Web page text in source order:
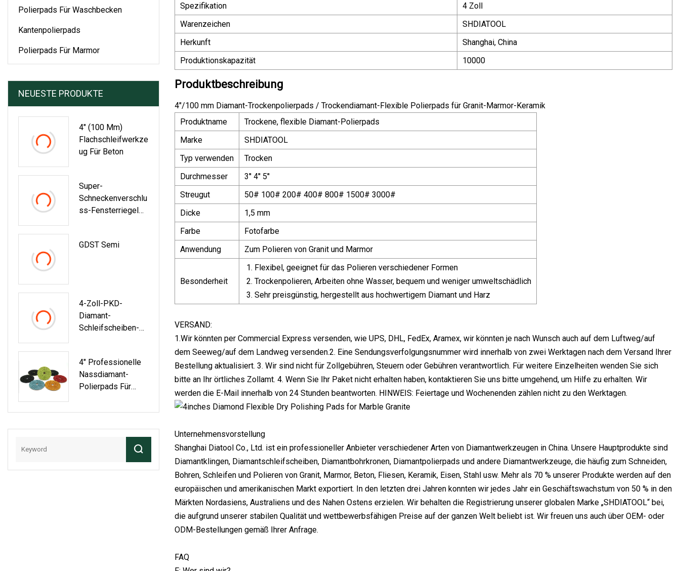
Polierpads Für Waschbecken
Kantenpolierpads
Polierpads Für Marmor
NEUESTE PRODUKTE
4" (100 Mm)
Flachschleifwerkze
Ug Für Beton
Super-
Schneckenverschlu
Ss-Fensterriegel
Schiebeboden, Sky
GDST Semi
4-Zoll-PKD-
Diamant-
Schleifscheiben-
Beschichtungen
4" Professionelle
Nassdiamant-
Polierpads Für
Keramik
Spezifikation
4 Zoll
Warenzeichen
SHDIATOOL
Herkunft
Shanghai, China
Produktionskapazität
10000
Produktbeschreibung
4"/100 mm Diamant-Trockenpolierpads / Trockendiamant-Flexible Polierpads für Granit-Marmor-Keramik
Produktname
Trockene, flexible Diamant-Polierpads
Marke
SHDIATOOL
Typ verwenden
Trocken
Durchmesser
3'' 4'' 5''
Streugut
50# 100# 200# 400# 800# 1500# 3000#
Dicke
1,5 mm
Farbe
Fotofarbe
Anwendung
Zum Polieren von Granit und Marmor
Besonderheit
Flexibel, geeignet für das Polieren verschiedener Formen
Trockenpolieren, Arbeiten ohne Wasser, bequem und weniger umweltschädlich
Sehr preisgünstig, hergestellt aus hochwertigem Diamant und Harz
VERSAND:
1.Wir könnten per Commercial Express versenden, wie UPS, DHL, FedEx, Aramex, wir könnten je nach Wunsch auch auf dem Luftweg/auf
dem Seeweg/auf dem Landweg versenden.2. Eine Sendungsverfolgungsnummer wird innerhalb von zwei Werktagen nach dem Versand Ihrer
Bestellung aktualisiert. 3. Wir sind nicht für Zollgebühren, Steuern oder Gebühren verantwortlich. Für weitere Einzelheiten wenden Sie sich
bitte an Ihr örtliches Zollamt. 4. Wenn Sie Ihr Paket nicht erhalten haben, kontaktieren Sie uns bitte umgehend, um Hilfe zu erhalten. Wir
werden die E-Mail innerhalb von 24 Stunden beantworten. HINWEIS: Feiertage und Wochenenden zählen nicht zu den Werktagen.
Unternehmensvorstellung
Shanghai Diatool Co., Ltd. ist ein professioneller Anbieter verschiedener Arten von Diamantwerkzeugen in China. Unsere Hauptprodukte sind
Diamantklingen, Diamantschleifscheiben, Diamantbohrkronen, Diamantpolierpads und andere Diamantwerkzeuge, die häufig zum Schneiden,
Bohren, Schleifen und Polieren von Granit, Marmor, Beton, Fliesen, Keramik, Eisen, Stahl usw. Mehr als 70 % unserer Produkte werden auf den
europäischen und amerikanischen Markt exportiert. In den letzten drei Jahren konnten wir jedes Jahr ein Geschäftswachstum von 50 % in den
Märkten Nordasiens, Australiens und des Nahen Ostens erzielen. Wir behalten die Registrierung unserer globalen Marke „SHDIATOOL“ bei,
die aufgrund unserer stabilen Qualität und wettbewerbsfähigen Preise auf der ganzen Welt beliebt ist. Wir freuen uns auch über OEM- oder
ODM-Bestellungen gemäß Ihrer Anfrage.
FAQ